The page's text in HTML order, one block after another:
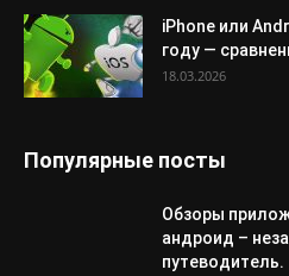
iPhone или
году —
18.03.2026
Популярные посты
Обзоры
андроид –
путеводитель.